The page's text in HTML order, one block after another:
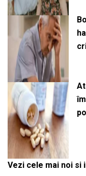
Vezi cele mai noi